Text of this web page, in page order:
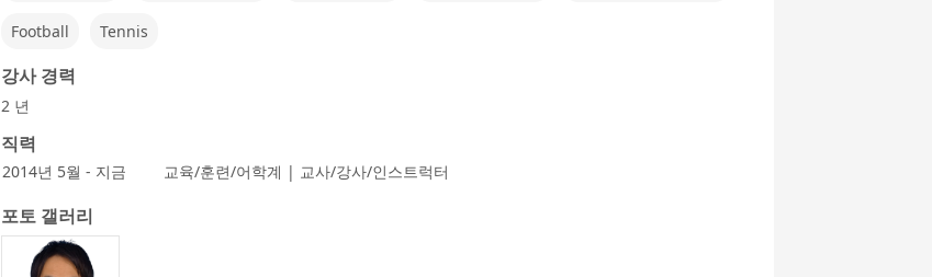
Football Tennis
강사 경력
2 년
직력
2014년 5월 - 지금 교육/훈련/어학계 | 교사/강사/인스트럭터
포토 갤러리